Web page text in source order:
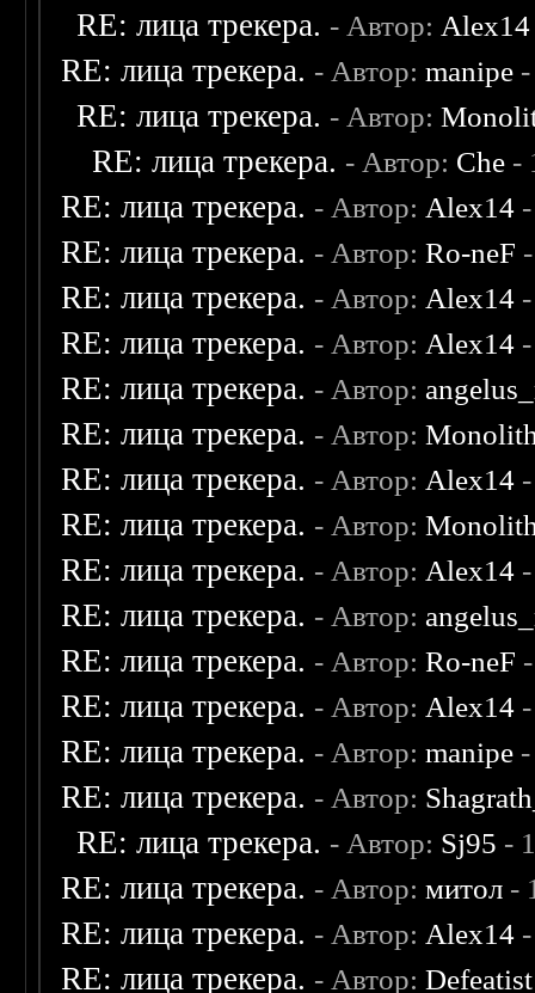
RE: лица трекера. - Автор: Alex14
RE: лица трекера. - Автор:manipe
RE: лица трекера. - Автор:
RE: лица трекера. - Автор: Che -
RE: лица трекера. - Автор: Alex14
RE: лица трекера. - Автор:Ro-neF
RE: лица трекера. - Автор: Alex14
RE: лица трекера. - Автор: Alex14
RE: лица трекера. - Автор:
RE: лица трекера. - Автор:
RE: лица трекера. - Автор: Alex14
RE: лица трекера. - Автор:
RE: лица трекера. - Автор: Alex14
RE: лица трекера. - Автор:
RE: лица трекера. - Автор:Ro-neF
RE: лица трекера. - Автор: Alex14
RE: лица трекера. - Автор:manipe
RE: лица трекера. - Автор:
RE: лица трекера. - Автор: Sj95 -
RE: лица трекера. - Автор:митол -
RE: лица трекера. - Автор: Alex14
RE: лица трекера. - Автор:Defeatist